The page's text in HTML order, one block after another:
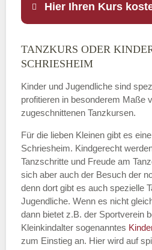
Hier Ihren Kurs
Name
E-Mail*
Name der Tanzschule
TANZKURS ODER
SCHRIESHEIM
Kinder und Jugendliche sind
profitieren in besonderem Maße
zugeschnittenen Tanzkursen.
Für die lieben Kleinen gibt es
Schriesheim. Kindgerecht
Tanzschritte und Freude am
sich aber auch der Besuch der
denn dort gibt es auch spezielle
Jugendliche. Wenn es nicht
dann bietet z.B. der Sportverein
Kleinkindalter sogenanntes
zum Einstieg an. Hier wird auf